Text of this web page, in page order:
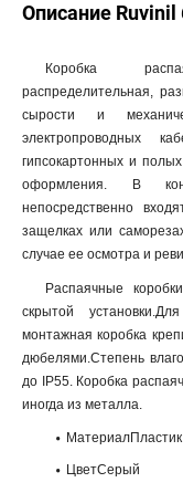
Описание Ruvinil
Коробка
распределительная,
сырости и
электропроводных
гипсокартонных и
оформления. В
непосредственно
защелках или
случае ее осмотра и
Распаячные
скрытой
монтажная коробка
дюбелями.Степень
до IP55. Коробка
иногда из металла.
МатериалПластик
ЦветСерый